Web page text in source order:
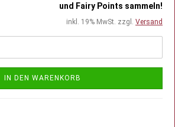
und Fairy Points sammeln!
inkl. 19% MwSt. zzgl. Versand
IN DEN WARENKORB